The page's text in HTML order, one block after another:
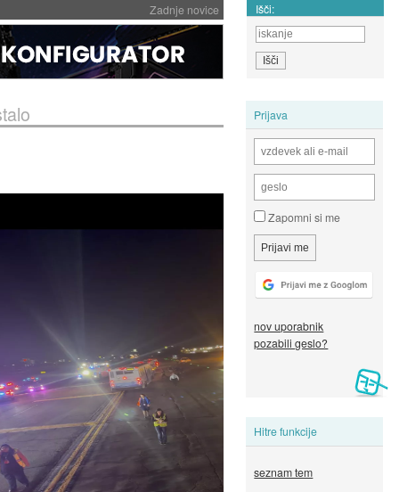
Zadnje novice Išči:
Prijava
Zapomni si me
nov uporabnik
pozabili geslo?
Hitre funkcije
seznam tem